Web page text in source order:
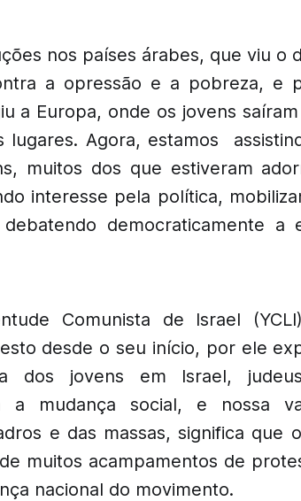
nos países árabes, que viu o
a opressão e a pobreza, e
a Europa, onde os jovens
lugares. Agora, estamos
muitos dos que estiveram
interesse pela política,
democraticamente a
Comunista de Israel
desde o seu início, por ele
dos jovens em Israel,
a mudança social, e nossa
e das massas, significa que
muitos acampamentos de
nacional do movimento.